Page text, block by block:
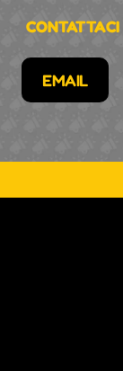
EMAIL